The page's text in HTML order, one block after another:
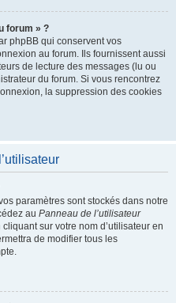
forum » ?
phpBB qui conservent vos
au forum. Ils fournissent aussi
de lecture des messages (lu ou
du forum. Si vous rencontrez
la suppression des cookies
paramètres sont stockés dans notre
au Panneau de l’utilisateur
sur votre nom d’utilisateur en
de modifier tous les